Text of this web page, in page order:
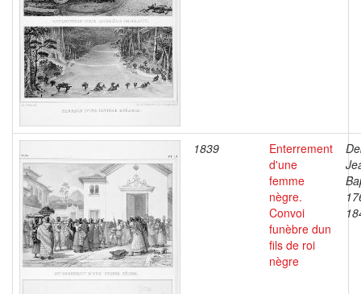
1839
Enterrement
d'une
femme
nègre.
Convoi
funèbre dun
fils de roi
nègre